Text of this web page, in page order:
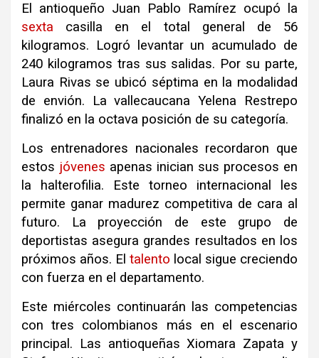
El antioqueño Juan Pablo Ramírez ocupó la
sexta casilla en el total general de 56
kilogramos. Logró levantar un acumulado de
240 kilogramos tras sus salidas. Por su parte,
Laura Rivas se ubicó séptima en la modalidad
de envión. La vallecaucana Yelena Restrepo
finalizó en la octava posición de su categoría.
Los entrenadores nacionales recordaron que
estos jóvenes apenas inician sus procesos en
la halterofilia. Este torneo internacional les
permite ganar madurez competitiva de cara al
futuro. La proyección de este grupo de
deportistas asegura grandes resultados en los
próximos años. El talento local sigue creciendo
con fuerza en el departamento.
Este miércoles continuarán las competencias
con tres colombianos más en el escenario
principal. Las antioqueñas Xiomara Zapata y